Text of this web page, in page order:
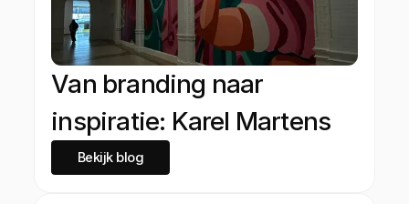
Van branding naar
inspiratie: Karel Martens
Bekijk blog